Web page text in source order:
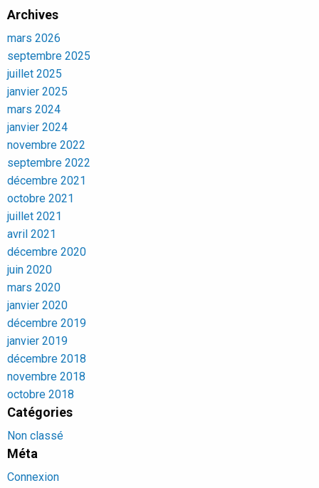
Archives
mars 2026
septembre 2025
juillet 2025
janvier 2025
mars 2024
janvier 2024
novembre 2022
septembre 2022
décembre 2021
octobre 2021
juillet 2021
avril 2021
décembre 2020
juin 2020
mars 2020
janvier 2020
décembre 2019
janvier 2019
décembre 2018
novembre 2018
octobre 2018
Catégories
Non classé
Méta
Connexion